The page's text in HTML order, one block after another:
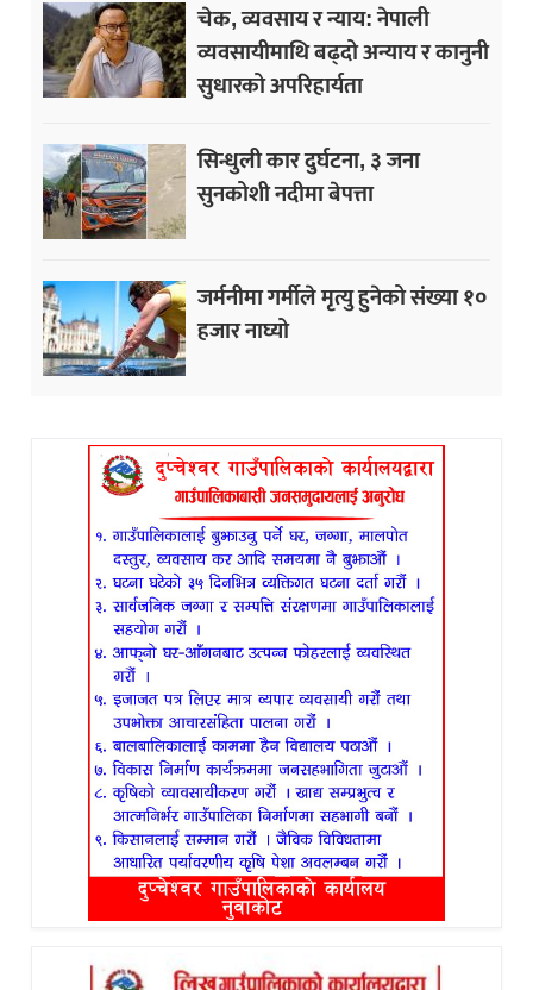
चेक, व्यवसाय र न्याय: नेपाली
व्यवसायीमाथि बढ्दो अन्याय र कानुनी
सुधारको अपरिहार्यता
सिन्धुली कार दुर्घटना, ३ जना
सुनकोशी नदीमा बेपत्ता
जर्मनीमा गर्मीले मृत्यु हुनेको संख्या १०
हजार नाघ्यो